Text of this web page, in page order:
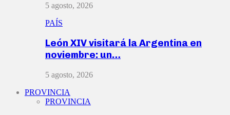
5 agosto, 2026
PAÍS
León XIV visitará la Argentina en
noviembre: un…
5 agosto, 2026
PROVINCIA
PROVINCIA